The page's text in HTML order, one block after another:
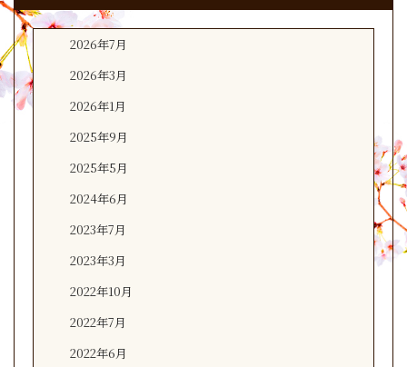
2026年7月
2026年3月
2026年1月
2025年9月
2025年5月
2024年6月
2023年7月
2023年3月
2022年10月
2022年7月
2022年6月